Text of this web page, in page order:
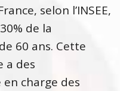
selon l’INSEE,
de la
60 ans. Cette
a des
charge des